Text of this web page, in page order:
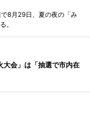
8月29日、夏の夜の「み
。
会」は「抽選で市内在